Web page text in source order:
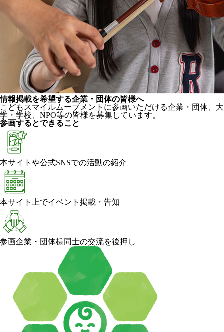
情報掲載を希望する企業・団体の皆様へ
こどもスマイルムーブメントに参画いただける企業・団体、大
学・学校、NPO等の皆様を募集しています。
参画するとできること
本サイトや公式SNSでの活動の紹介
本サイト上でイベント掲載・告知
参画企業・団体様同士の交流を後押し